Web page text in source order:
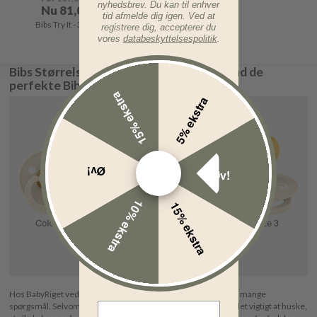
Nu 81,00 DKK
Bibs Try It - 3-pak - Ivory
Bibs Størrelsesguide og Nipple Guide: Find de
perfekte Bibs sutter
Hos BabyRiget ved vi, at valg af størrelse kan give anledning til mange
spørgsmål. Selvom Bibs har vejledende aldersintervaller, er det vigtigt at huske,
nyhedsbrev. Du kan til enhver
tid afmelde dig igen. Ved at
registrere dig, accepterer du
vores databeskyttelsespolitik.
5% ekstra
Øv!
15% ekstra
10% ekstra
Øv!
15% ekstra